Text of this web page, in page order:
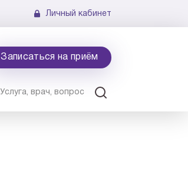
Личный кабинет
Записаться на приём